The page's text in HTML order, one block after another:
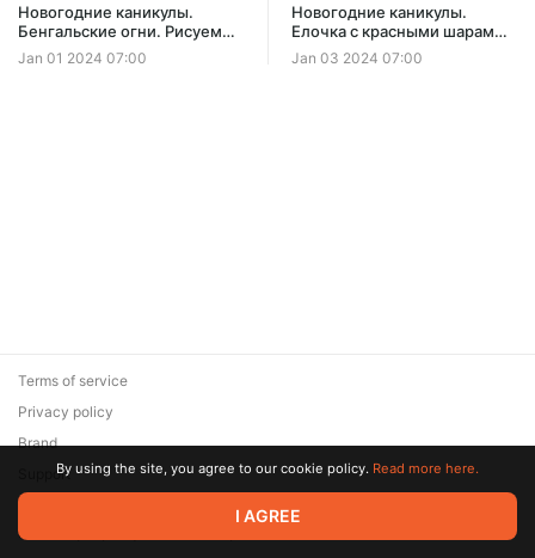
Новогодние каникулы.
Бенгальские огни. Рисуем
гуашью
Jan 01 2024 07:00
Новогодние каникулы.
Елочка с красными шарами.
Урок по рисованию гуашью
Jan 03 2024 07:00
© 2026 Zaya Solutions Limited. All rights reserved. All trademarks
are the property of their respective owners.
Terms of service
Privacy policy
Brand
SupportBy using the site, you agree to our cookie policy. Read more here.
I AGREE